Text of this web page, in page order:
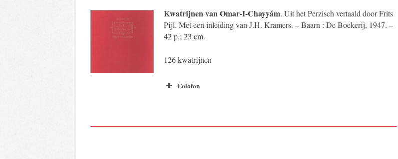
Kwatrijnen van Omar-I-Chayyám. Uit het Perzisch vertaald door Frits
Pijl. Met een inleiding van J.H. Kramers. – Baarn : De Boekerij, 1947. –
42 p.; 23 cm.
126 kwatrijnen
Colofon